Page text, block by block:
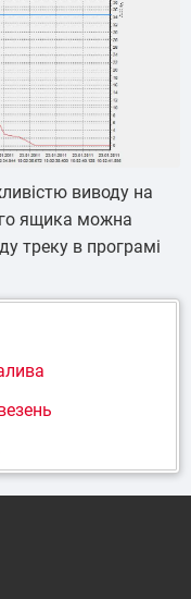
виводу на
ящика можна
треку в програмі